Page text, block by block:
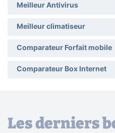
Meilleur Antivirus
Meilleur climatiseur
Comparateur Forfait mobile
Comparateur Box Internet
Les derniers